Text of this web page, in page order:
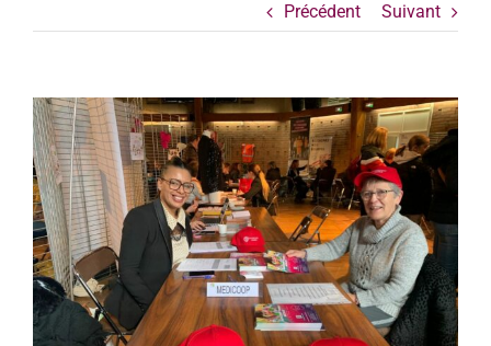
Précédent Suivant
Voir
l'image
agrandie